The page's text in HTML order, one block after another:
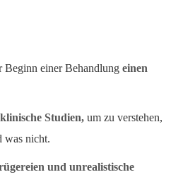
Beginn einer Behandlungeinen
Studien, um zu verstehen,
was nicht.
und unrealistische